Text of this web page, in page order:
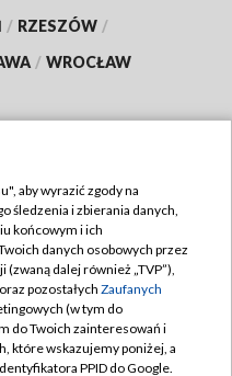
/ RZESZÓW /
/ WROCŁAW
TVP
aby wyrazić zgody na
śledzenia i zbierania danych,
końcowym i ich
danych osobowych przez
(zwaną dalej również „TVP”),
oraz pozostałych Zaufanych
(w tym do
do Twoich zainteresowań i
które wskazujemy poniżej, a
PPID do Google.